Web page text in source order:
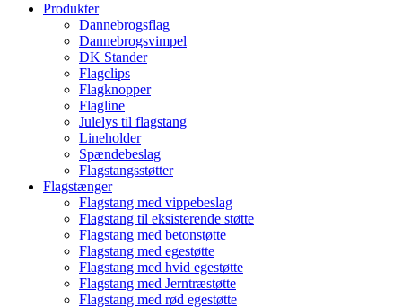
Produkter
Dannebrogsflag
Dannebrogsvimpel
DK Stander
Flagclips
Flagknopper
Flagline
Julelys til flagstang
Lineholder
Spændebeslag
Flagstangsstøtter
Flagstænger
Flagstang med vippebeslag
Flagstang til eksisterende støtte
Flagstang med betonstøtte
Flagstang med egestøtte
Flagstang med hvid egestøtte
Flagstang med Jerntræstøtte
Flagstang med rød egestøtte